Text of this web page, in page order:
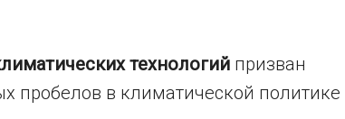
технологий призван
пробелов в климатической политике